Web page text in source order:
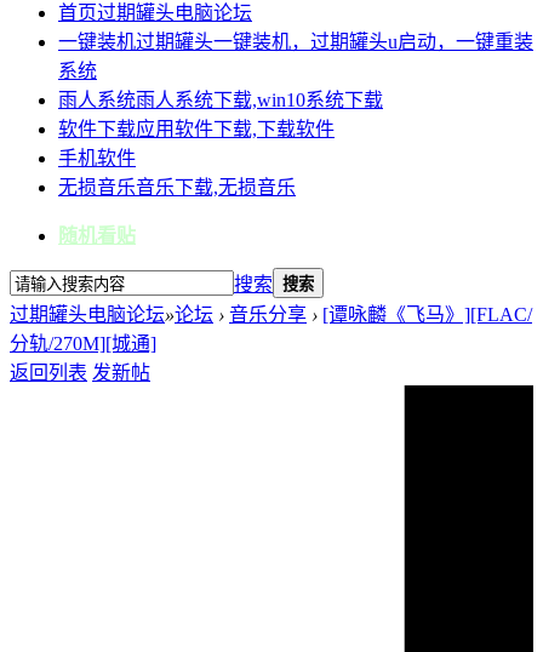
首页过期罐头电脑论坛
一键装机过期罐头一键装机，过期罐头u启动，一键重装
系统
雨人系统雨人系统下载,win10系统下载
软件下载应用软件下载,下载软件
手机软件
无损音乐音乐下载,无损音乐
随机看贴
搜索 搜索
过期罐头电脑论坛»论坛 › 音乐分享 › [谭咏麟《飞马》][FLAC/
分轨/270M][城通]
返回列表 发新帖